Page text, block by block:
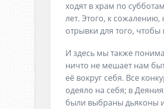
ходят в храм по
лет. Этого, к
отрывки для того, чтобы
И здесь мы также
ничто не мешает нам
её вокруг себя. Все
одеяло на себя; в
были выбраны дьяконы